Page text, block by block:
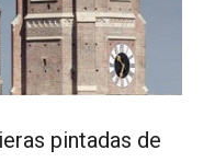
pintadas de